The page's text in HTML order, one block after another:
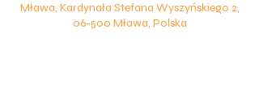
Mława, Kardynała Stefana Wyszyńskiego 2,
06-500 Mława, Polska